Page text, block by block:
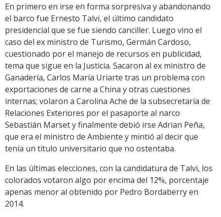
En primero en irse en forma sorpresiva y abandonando
el barco fue Ernesto Talvi, el último candidato
presidencial que se fue siendo canciller. Luego vino el
caso del ex ministro de Turismo, Germán Cardoso,
cuestionado por el manejo de recursos en publicidad,
tema que sigue en la Justicia. Sacaron al ex ministro de
Ganadería, Carlos María Uriarte tras un problema con
exportaciones de carne a China y otras cuestiones
internas; volaron a Carolina Ache de la subsecretaría de
Relaciones Exteriores por el pasaporte al narco
Sebastián Marset y finalmente debió irse Adrian Peña,
que era el ministro de Ambiente y mintió al decir que
tenía un título universitario que no ostentaba.
En las últimas elecciones, con la candidatura de Talvi, los
colorados votaron algo por encima del 12%, porcentaje
apenas menor al obtenido por Pedro Bordaberry en
2014.